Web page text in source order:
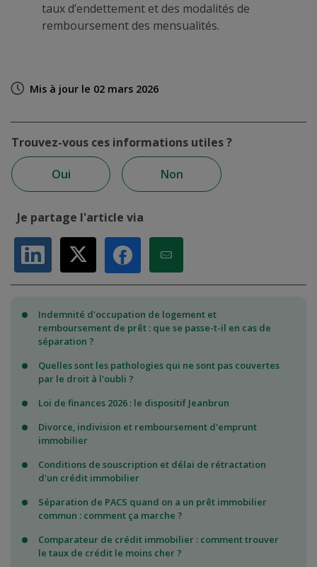
taux d’endettement et des modalités de
remboursement des mensualités.
Mis à jour le 02 mars 2026
Trouvez-vous ces informations utiles ?
Oui Non
Je partage l'article via
Partager sur LinkedIn
Partager sur XPartager sur Facebook
Partager par Email
Indemnité d'occupation de logement et
remboursement de prêt : que se passe-t-il en cas de
séparation ?
Quelles sont les pathologies qui ne sont pas couvertes
par le droit à l'oubli ?
Loi de finances 2026 : le dispositif Jeanbrun
Divorce, indivision et remboursement d'emprunt
immobilier
Conditions de souscription et délai de rétractation
d'un crédit immobilier
Séparation de PACS quand on a un prêt immobilier
commun : comment ça marche ?
Comparateur de crédit immobilier : comment trouver
le taux de crédit le moins cher ?